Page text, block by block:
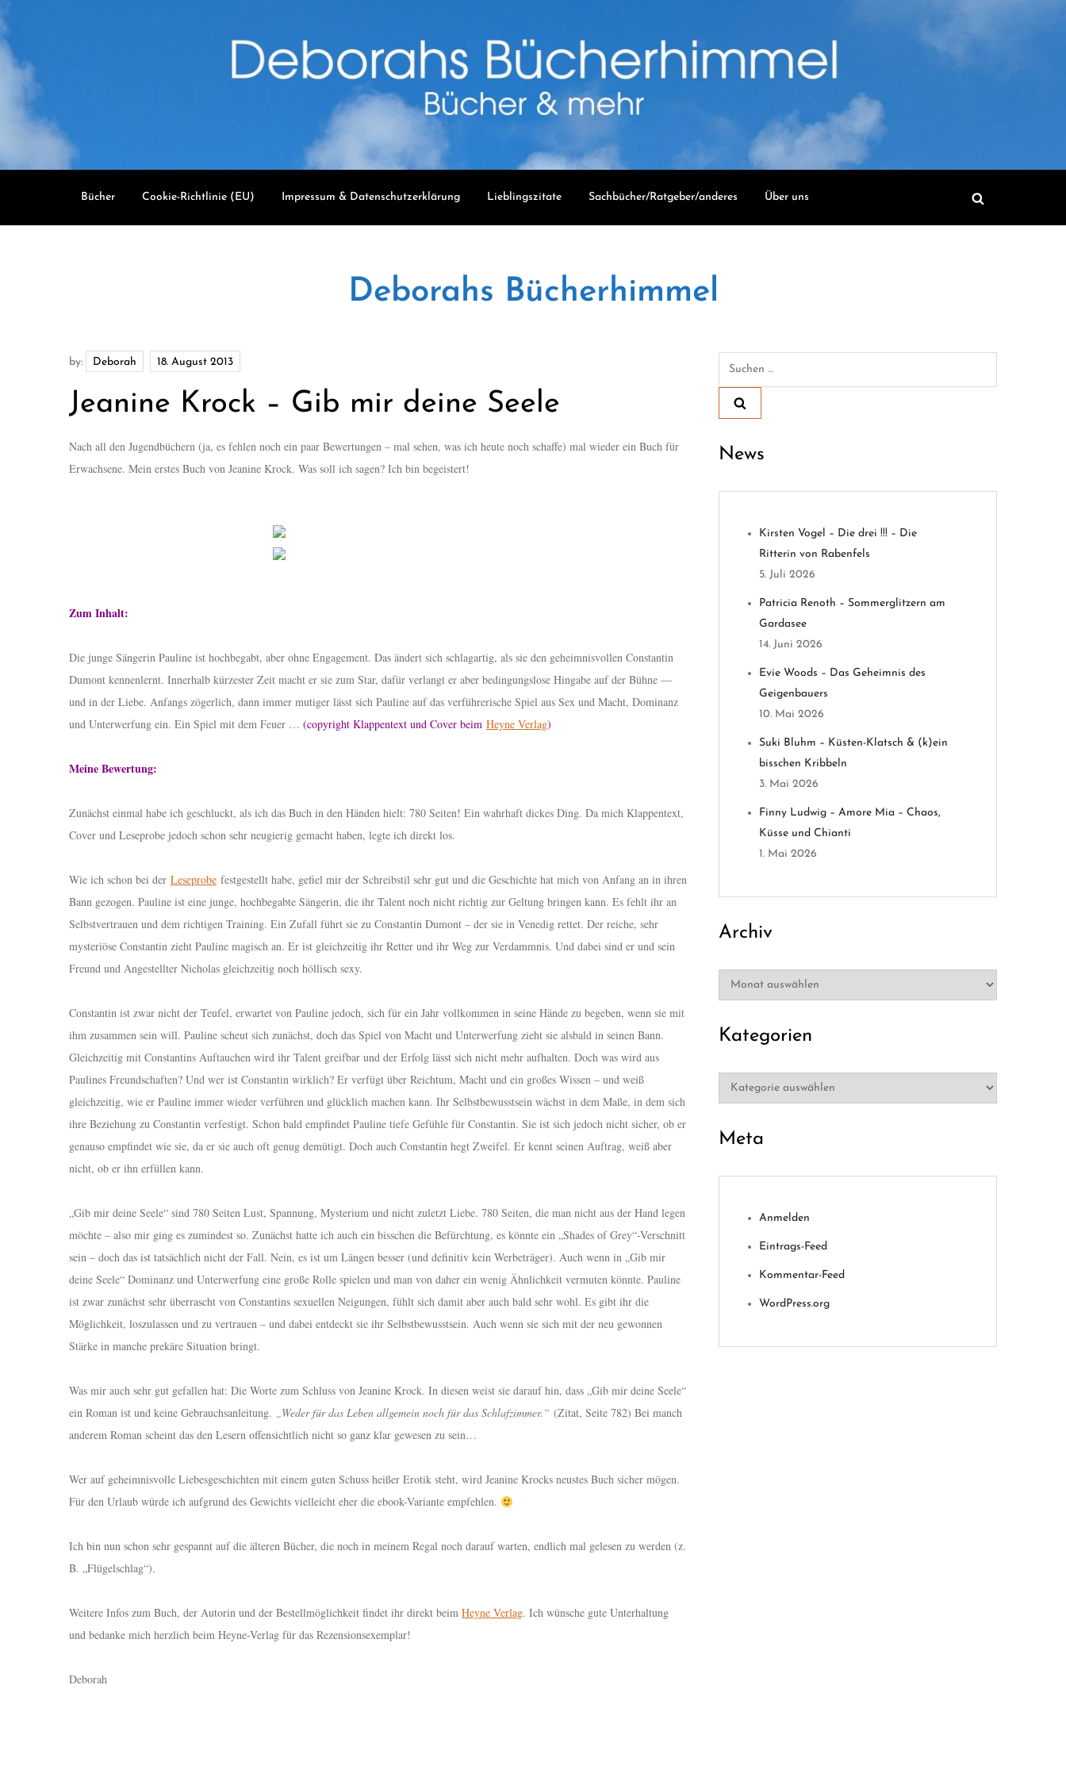
content
Bücher Cookie-Richtlinie (EU) Impressum & Datenschutzerklärung Lieblingszitate Sachbücher/Ratgeber/anderes Über uns
Deborahs Bücherhimmel
by: Deborah
Jeanine Krock – Gib mir deine Seele
Nach all den Jugendbüchern (ja, es fehlen noch ein paar Bewertungen – mal sehen, was ich heute noch schaffe) mal wieder ein Buch für
Erwachsene. Mein erstes Buch von Jeanine Krock. Was soll ich sagen? Ich bin begeistert!
Zum Inhalt:
Die junge Sängerin Pauline ist hochbegabt, aber ohne Engagement. Das ändert sich schlagartig, als sie den geheimnisvollen Constantin
Dumont kennenlernt. Innerhalb kürzester Zeit macht er sie zum Star, dafür verlangt er aber bedingungslose Hingabe auf der Bühne —
und in der Liebe. Anfangs zögerlich, dann immer mutiger lässt sich Pauline auf das verführerische Spiel aus Sex und Macht, Dominanz
und Unterwerfung ein. Ein Spiel mit dem Feuer … (copyright Klappentext und Cover beim Heyne Verlag)
Meine Bewertung:
Zunächst einmal habe ich geschluckt, als ich das Buch in den Händen hielt: 780 Seiten! Ein wahrhaft dickes Ding. Da mich Klappentext,
Cover und Leseprobe jedoch schon sehr neugierig gemacht haben, legte ich direkt los.
Wie ich schon bei der Leseprobe festgestellt habe, gefiel mir der Schreibstil sehr gut und die Geschichte hat mich von Anfang an in ihren
Bann gezogen. Pauline ist eine junge, hochbegabte Sängerin, die ihr Talent noch nicht richtig zur Geltung bringen kann. Es fehlt ihr an
Selbstvertrauen und dem richtigen Training. Ein Zufall führt sie zu Constantin Dumont – der sie in Venedig rettet. Der reiche, sehr
mysteriöse Constantin zieht Pauline magisch an. Er ist gleichzeitig ihr Retter und ihr Weg zur Verdammnis. Und dabei sind er und sein
Freund und Angestellter Nicholas gleichzeitig noch höllisch sexy.
Constantin ist zwar nicht der Teufel, erwartet von Pauline jedoch, sich für ein Jahr vollkommen in seine Hände zu begeben, wenn sie mit
ihm zusammen sein will. Pauline scheut sich zunächst, doch das Spiel von Macht und Unterwerfung zieht sie alsbald in seinen Bann.
Gleichzeitig mit Constantins Auftauchen wird ihr Talent greifbar und der Erfolg lässt sich nicht mehr aufhalten. Doch was wird aus
Paulines Freundschaften? Und wer ist Constantin wirklich? Er verfügt über Reichtum, Macht und ein großes Wissen – und weiß
gleichzeitig, wie er Pauline immer wieder verführen und glücklich machen kann. Ihr Selbstbewusstsein wächst in dem Maße, in dem sich
ihre Beziehung zu Constantin verfestigt. Schon bald empfindet Pauline tiefe Gefühle für Constantin. Sie ist sich jedoch nicht sicher, ob er
genauso empfindet wie sie, da er sie auch oft genug demütigt. Doch auch Constantin hegt Zweifel. Er kennt seinen Auftrag, weiß aber
nicht, ob er ihn erfüllen kann.
„Gib mir deine Seele“ sind 780 Seiten Lust, Spannung, Mysterium und nicht zuletzt Liebe. 780 Seiten, die man nicht aus der Hand legen
möchte – also mir ging es zumindest so. Zunächst hatte ich auch ein bisschen die Befürchtung, es könnte ein „Shades of Grey“-Verschnitt
sein – doch das ist tatsächlich nicht der Fall. Nein, es ist um Längen besser (und definitiv kein Werbeträger). Auch wenn in „Gib mir
deine Seele“ Dominanz und Unterwerfung eine große Rolle spielen und man von daher ein wenig Ähnlichkeit vermuten könnte. Pauline
ist zwar zunächst sehr überrascht von Constantins sexuellen Neigungen, fühlt sich damit aber auch bald sehr wohl. Es gibt ihr die
Möglichkeit, loszulassen und zu vertrauen – und dabei entdeckt sie ihr Selbstbewusstsein. Auch wenn sie sich mit der neu gewonnen
Stärke in manche prekäre Situation bringt.
Was mir auch sehr gut gefallen hat: Die Worte zum Schluss von Jeanine Krock. In diesen weist sie darauf hin, dass „Gib mir deine Seele“
ein Roman ist und keine Gebrauchsanleitung. „Weder für das Leben allgemein noch für das Schlafzimmer.“ (Zitat, Seite 782) Bei manch
anderem Roman scheint das den Lesern offensichtlich nicht so ganz klar gewesen zu sein…
Wer auf geheimnisvolle Liebesgeschichten mit einem guten Schuss heißer Erotik steht, wird Jeanine Krocks neustes Buch sicher mögen.
Für den Urlaub würde ich aufgrund des Gewichts vielleicht eher die ebook-Variante empfehlen.
Ich bin nun schon sehr gespannt auf die älteren Bücher, die noch in meinem Regal noch darauf warten, endlich mal gelesen zu werden (z.
B. „Flügelschlag“).
Weitere Infos zum Buch, der Autorin und der Bestellmöglichkeit findet ihr direkt beim Heyne Verlag. Ich wünsche gute Unterhaltung
und bedanke mich herzlich beim Heyne-Verlag für das Rezensionsexemplar!
Deborah
Suchen
News
Kirsten Vogel – Die drei !!! – Die
Ritterin von Rabenfels
5. Juli 2026
Patricia Renoth – Sommerglitzern am
Gardasee
14. Juni 2026
Evie Woods – Das Geheimnis des
Geigenbauers
10. Mai 2026
Suki Bluhm – Küsten-Klatsch & (k)ein
bisschen Kribbeln
3. Mai 2026
Finny Ludwig – Amore Mia – Chaos,
Küsse und Chianti
1. Mai 2026
Archiv
Archiv
Kategorien
Kategorien
Meta
Anmelden
Eintrags-Feed
Kommentar-Feed
WordPress.org